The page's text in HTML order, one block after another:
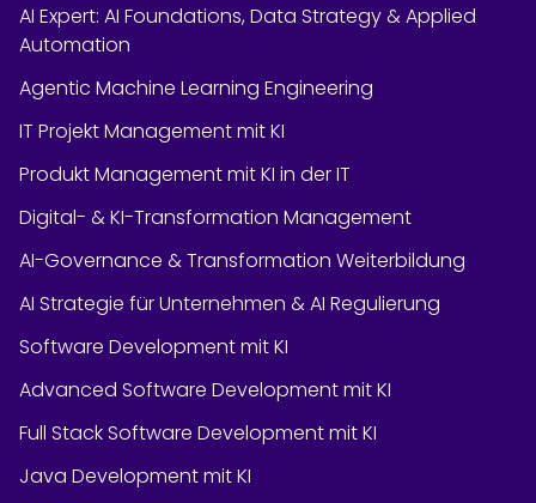
AI Expert: AI Foundations, Data Strategy & Applied
Automation
Agentic Machine Learning Engineering
IT Projekt Management mit KI
Produkt Management mit KI in der IT
Digital- & KI-Transformation Management
AI-Governance & Transformation Weiterbildung
AI Strategie für Unternehmen & AI Regulierung
Software Development mit KI
Advanced Software Development mit KI
Full Stack Software Development mit KI
Java Development mit KI